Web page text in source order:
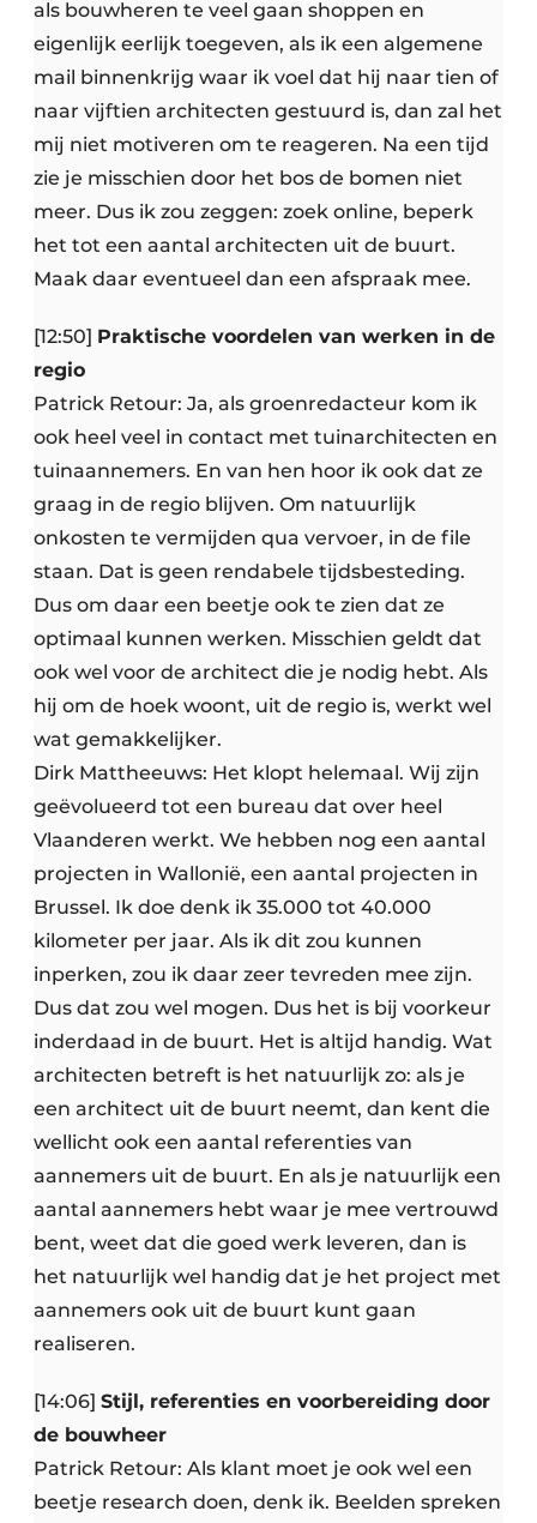
als bouwheren te veel gaan shoppen en
eigenlijk eerlijk toegeven, als ik een algemene
mail binnenkrijg waar ik voel dat hij naar tien of
naar vijftien architecten gestuurd is, dan zal het
mij niet motiveren om te reageren. Na een tijd
zie je misschien door het bos de bomen niet
meer. Dus ik zou zeggen: zoek online, beperk
het tot een aantal architecten uit de buurt.
Maak daar eventueel dan een afspraak mee.
[12:50] Praktische voordelen van werken in de
regio
Patrick Retour: Ja, als groenredacteur kom ik
ook heel veel in contact met tuinarchitecten en
tuinaannemers. En van hen hoor ik ook dat ze
graag in de regio blijven. Om natuurlijk
onkosten te vermijden qua vervoer, in de file
staan. Dat is geen rendabele tijdsbesteding.
Dus om daar een beetje ook te zien dat ze
optimaal kunnen werken. Misschien geldt dat
ook wel voor de architect die je nodig hebt. Als
hij om de hoek woont, uit de regio is, werkt wel
wat gemakkelijker.
Dirk Mattheeuws: Het klopt helemaal. Wij zijn
geëvolueerd tot een bureau dat over heel
Vlaanderen werkt. We hebben nog een aantal
projecten in Wallonië, een aantal projecten in
Brussel. Ik doe denk ik 35.000 tot 40.000
kilometer per jaar. Als ik dit zou kunnen
inperken, zou ik daar zeer tevreden mee zijn.
Dus dat zou wel mogen. Dus het is bij voorkeur
inderdaad in de buurt. Het is altijd handig. Wat
architecten betreft is het natuurlijk zo: als je
een architect uit de buurt neemt, dan kent die
wellicht ook een aantal referenties van
aannemers uit de buurt. En als je natuurlijk een
aantal aannemers hebt waar je mee vertrouwd
bent, weet dat die goed werk leveren, dan is
het natuurlijk wel handig dat je het project met
aannemers ook uit de buurt kunt gaan
realiseren.
[14:06] Stijl, referenties en voorbereiding door
de bouwheer
Patrick Retour: Als klant moet je ook wel een
beetje research doen, denk ik. Beelden spreken